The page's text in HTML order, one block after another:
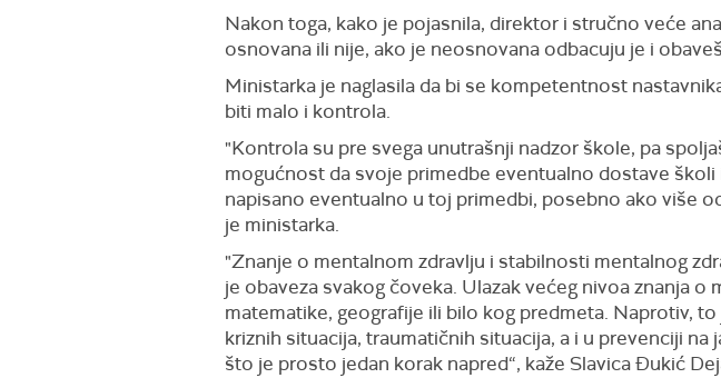
Nakon toga, kako je pojasnila, direktor i stručno veće
osnovana ili nije, ako je neosnovana odbacuju je i
Ministarka je naglasila da bi se kompetentnost
biti malo i kontrola.
"Kontrola su pre svega unutrašnji nadzor škole, pa
mogućnost da svoje primedbe eventualno dostave školi
napisano eventualno u toj primedbi, posebno ako više
je ministarka.
"Znanje o mentalnom zdravlju i stabilnosti mentalnog
je obaveza svakog čoveka. Ulazak većeg nivoa znanja o
matematike, geografije ili bilo kog predmeta. Naprotiv,
kriznih situacija, traumatičnih situacija, a i u prevenciji
što je prosto jedan korak napred“, kaže Slavica Đukić